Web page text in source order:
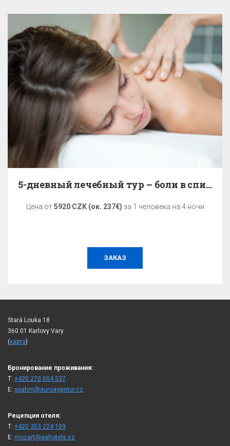
5-дневный лечебный тур – боли в спине
Цена от5920 CZK (ок. 237€) за 1 человека на 4 ночи
ЗАКАЗ
Stará Louka 18
360 01 Karlovy Vary
(карта)
Бронирование проживания:
T: +420 270 004 537
E: spahm@euroagentur.cz
Рецепция отеля:
T: +420 353 224 109
E: mozart@eahotels.cz